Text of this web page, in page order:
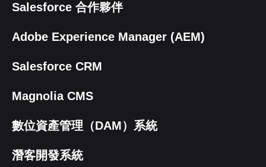
Salesforce 合作夥伴
Adobe Experience Manager (AEM)
Salesforce CRM
Magnolia CMS
數位資產管理（DAM）系統
潛客開發系統